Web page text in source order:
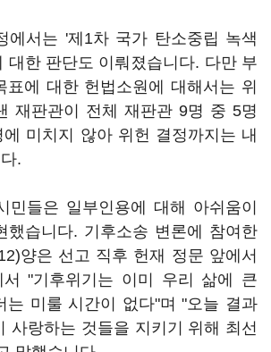
에서는 '제1차 국가 탄소중립 녹색
대한 판단도 이뤄졌습니다. 다만 부
표에 대한 헌법소원에 대해서는 위
재판관이 전체 재판관 9명 중 5명
미치지 않아 위헌 결정까지는 내
.
민들은 일부인용에 대해 아쉬움이
했습니다. 기후소송 변론에 참여한
양은 선고 직후 헌재 정문 앞에서
서 "기후위기는 이미 우리 삶에 큰
는 미룰 시간이 없다"며 "오늘 결과
사랑하는 것들을 지키기 위해 최선